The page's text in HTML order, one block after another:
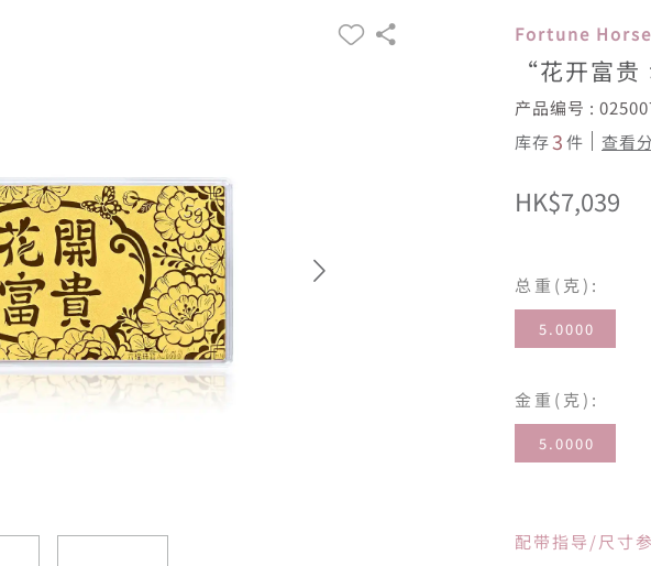
Fortune
“花开富
产品编号 :
库存3件 查看
HK$7,039
总重(克):
5.0000
金重(克):
5.0000
配带指导/尺寸